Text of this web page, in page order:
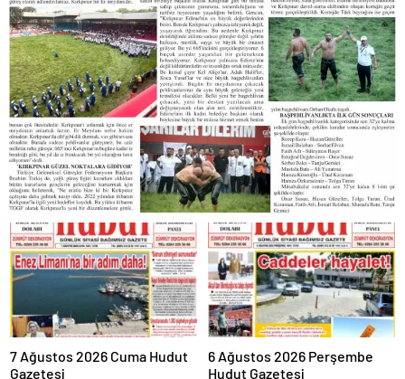
7 Ağustos 2026 Cuma Hudut
Gazetesi
6 Ağustos 2026 Perşembe
Hudut Gazetesi